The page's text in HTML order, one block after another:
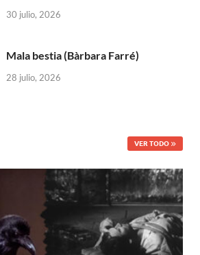
30 julio, 2026
Mala bestia (Bàrbara Farré)
28 julio, 2026
VER TODO